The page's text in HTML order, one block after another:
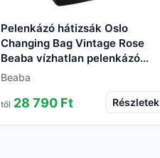
Pelenkázó hátizsák Oslo
Changing Bag Vintage Rose
Beaba vízhatlan pelenkázó...
Beaba
től 28 790 Ft Részletek